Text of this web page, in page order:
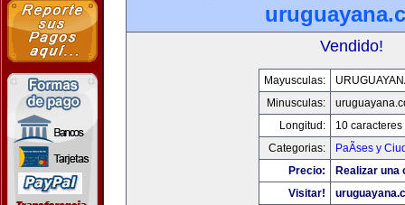
Vendido!
Mayusculas:
Minusculas:
Longitud:
10 caracteres
Categorias:
PaÃ­ses y
Precio:
Realizar una
Visitar!